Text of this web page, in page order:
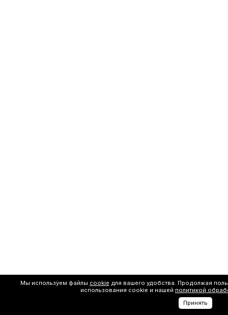
Мы используем файлы cookie для вашего удобства. Продолжая
использования cookie и нашей политикой
Принять